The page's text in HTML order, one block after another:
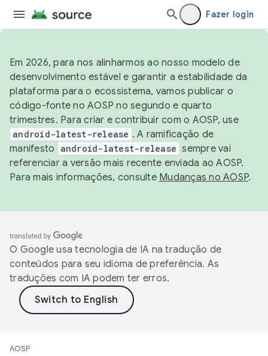
Fazer login
Em 2026, para nos alinharmos ao nosso modelo de
desenvolvimento estável e garantir a estabilidade da
plataforma para o ecossistema, vamos publicar o
código-fonte no AOSP no segundo e quarto
trimestres. Para criar e contribuir com o AOSP, use
android-latest-release . A ramificação de
manifesto
android-latest-release sempre vai
referenciar a versão mais recente enviada ao AOSP.
Para mais informações, consulte Mudanças no AOSP.
O Google usa tecnologia de IA na tradução de
conteúdos para seu idioma de preferência. As
traduções com IA podem ter erros.
AOSP